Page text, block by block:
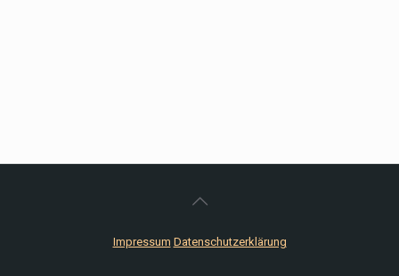
Impressum Datenschutzerklärung